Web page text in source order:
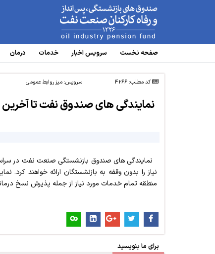
www.oipf.ir
صفحه نخست سرویس‌ اخبار خدمات درمان
کد مطلب: 4266 سرویس: میز روابط عمومی
نمایندگی های صندوق نفت تا آخرین
منطقه تمام خدمات مورد نیاز از جمله پذیرش نسخ
برای ما بنویسید